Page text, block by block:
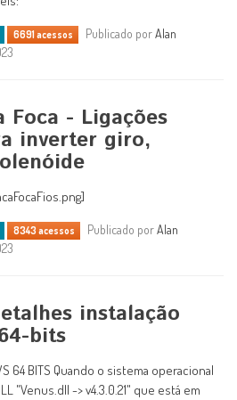
6691 acessos Publicado porAlan
Foca - Ligações
inverter giro,
8343 acessos Publicado porAlan
instalação
bits
64 BITS Quando o sistema operacional
"Venus.dll -> v4.3.0.21" que está em